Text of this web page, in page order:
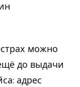
можно
до выдачи
адрес